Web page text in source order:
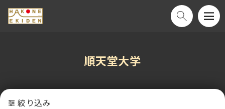
順天堂大学
絞り込み